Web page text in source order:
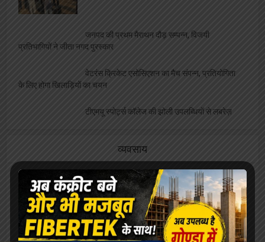
जनपद की प्रथम मैराथन दौड़ सम्पन्न, विजयी
प्रतिभागियों ने जीता नगद पुरस्कार
वेटरंस क्रिकेट एसोसिएशन का मैच संपन्न, प्रतियोगिता
के लिए होगा खिलाड़ियों का चयन
टीएमयू स्पोर्ट्स कॉलेज की झोली उपलब्धियों से लबरेज़
व्यवसाय
फीता काटकर छात्रायें करेंगी बदनाम समोसे बेवफा पकोड़े
का उद्घाटन
मछुवारों को मिला एक और अवसर, निषादराज बोट योजना
में कर सकते है आवेदन